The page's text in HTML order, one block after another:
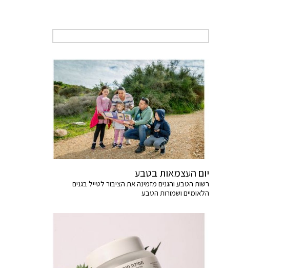
יום העצמאות בטבע
רשות הטבע והגנים מזמינה את הציבור לטייל בגנים
הלאומיים ושמורות הטבע